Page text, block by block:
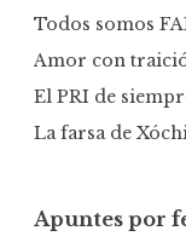
Todos somos
Amor con
El PRI de
La farsa de
Apuntes por